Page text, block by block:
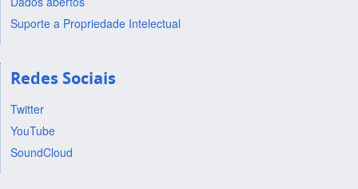
Suporte a Propriedade Intelectual
Redes Sociais
Twitter
YouTube
SoundCloud